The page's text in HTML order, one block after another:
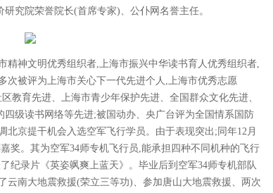
究院荣誉院长(首席专家)、公仆网名誉主任。
精神文明优秀组织者,上海市振兴中华读书育人优秀组织者,
次被评为上海市关心下一代先进个人,上海市优秀志愿
教育先进、上海市青少年保护先进、全国群众文化先进、
级读书网络等先进;被国动办、央广台评为全国情系国防
京提干机会入选空军飞行学员。由于表现突出;同年12月
奖。其为空军34师专机飞行员,能承担四种不同机种的飞行
纪录片《英姿飒爽上蓝天》。毕业后到空军34师专机部队
云南大地震救援(荣立三等功)、参加唐山大地震救援、两次